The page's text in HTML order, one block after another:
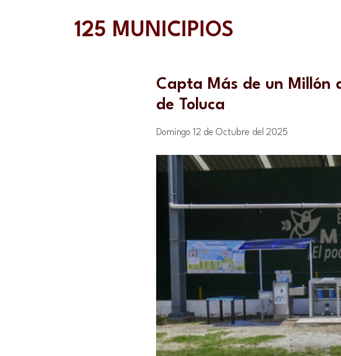
125 MUNICIPIOS
Capta Más de un Millón
de Toluca
Domingo 12 de Octubre del 2025